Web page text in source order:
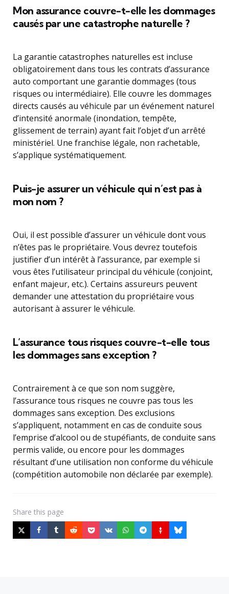
Mon assurance couvre-t-elle les dommages
causés par une catastrophe naturelle ?
La garantie catastrophes naturelles est incluse
obligatoirement dans tous les contrats d’assurance
auto comportant une garantie dommages (tous
risques ou intermédiaire). Elle couvre les dommages
directs causés au véhicule par un événement naturel
d’intensité anormale (inondation, tempête,
glissement de terrain) ayant fait l’objet d’un arrêté
ministériel. Une franchise légale, non rachetable,
s’applique systématiquement.
Puis-je assurer un véhicule qui n’est pas à
mon nom ?
Oui, il est possible d’assurer un véhicule dont vous
n’êtes pas le propriétaire. Vous devrez toutefois
justifier d’un intérêt à l’assurance, par exemple si
vous êtes l’utilisateur principal du véhicule (conjoint,
enfant majeur, etc.). Certains assureurs peuvent
demander une attestation du propriétaire vous
autorisant à assurer le véhicule.
L’assurance tous risques couvre-t-elle tous
les dommages sans exception ?
Contrairement à ce que son nom suggère,
l’assurance tous risques ne couvre pas tous les
dommages sans exception. Des exclusions
s’appliquent, notamment en cas de conduite sous
l’emprise d’alcool ou de stupéfiants, de conduite sans
permis valide, ou encore pour les dommages
résultant d’une utilisation non conforme du véhicule
(compétition automobile non déclarée par exemple).
Share this page